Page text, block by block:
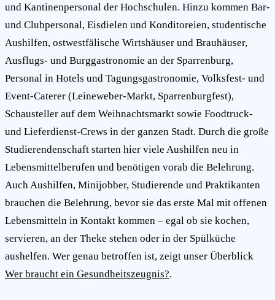
und Kantinenpersonal der Hochschulen. Hinzu kommen Bar-
und Clubpersonal, Eisdielen und Konditoreien, studentische
Aushilfen, ostwestfälische Wirtshäuser und Brauhäuser,
Ausflugs- und Burggastronomie an der Sparrenburg,
Personal in Hotels und Tagungsgastronomie, Volksfest- und
Event-Caterer (Leineweber-Markt, Sparrenburgfest),
Schausteller auf dem Weihnachtsmarkt sowie Foodtruck-
und Lieferdienst-Crews in der ganzen Stadt. Durch die große
Studierendenschaft starten hier viele Aushilfen neu in
Lebensmittelberufen und benötigen vorab die Belehrung.
Auch Aushilfen, Minijobber, Studierende und Praktikanten
brauchen die Belehrung, bevor sie das erste Mal mit offenen
Lebensmitteln in Kontakt kommen – egal ob sie kochen,
servieren, an der Theke stehen oder in der Spülküche
aushelfen. Wer genau betroffen ist, zeigt unser Überblick
Wer braucht ein Gesundheitszeugnis?.